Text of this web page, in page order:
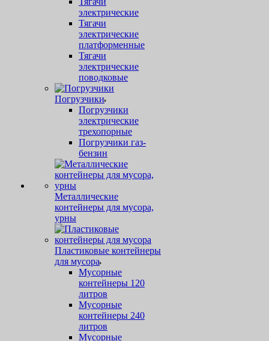
электрические
Тягачи
электрические
платформенные
Тягачи
электрические
поводковые
Погрузчики
Погрузчики
электрические
трехопорные
Погрузчики газ-
бензин
Металлические
контейнеры для мусора,
урны
Пластиковые контейнеры
для мусора
Мусорные
контейнеры 120
литров
Мусорные
контейнеры 240
литров
Мусорные